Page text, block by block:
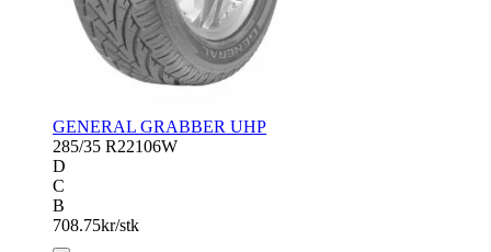
GENERAL GRABBER UHP
285/35 R22106W
D
C
B
708.75kr/stk